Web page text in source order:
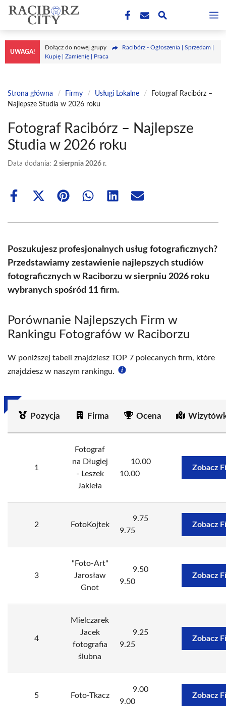
Przejdź
treści
UWAGA!
Dołącz do nowej grupy
Racibórz - Ogłoszenia | Sprzedam |
Kupię | Zamienię | Praca
Strona główna / Firmy / Usługi Lokalne /
Fotograf Racibórz –
Najlepsze Studia w 2026 roku
Fotograf Racibórz – Najlepsze
Studia w 2026 roku
Data dodania: 2 sierpnia 2026 r.
Share
Share
(Twitter)
Share Share Share Share
Poszukujesz profesjonalnych usług fotograficznych?
Przedstawiamy zestawienie najlepszych studiów
fotograficznych w Raciborzu w sierpniu 2026 roku
wybranych spośród 11 firm.
Porównanie Najlepszych Firm w
Rankingu Fotografów w Raciborzu
W poniższej tabeli znajdziesz TOP 7 polecanych firm, które
znajdziesz w naszym rankingu.
Pozycja Firma Ocena
1
Fotograf
na Długiej
- Leszek
Jakieła
10.00
10.00
Zobacz
2 FotoKojtek
9.75
9.75
Zobacz
3
"Foto-Art"
Jarosław
Gnot
9.50
9.50
Zobacz
4
Mielczarek
Jacek
fotografia
ślubna
9.25
9.25
Zobacz
5 Foto-Tkacz
9.00
9.00
Zobacz